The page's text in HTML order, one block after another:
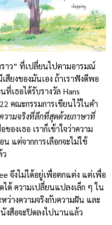
าว” ที่เปลี่ยนไปตามอารมณ์
สียงของมันเอง ถ้าเราฟังดีพอ
เธอได้รับรางวัล Hans
คณะกรรมการเขียนไว้ในคำ
วามจริงที่ลึกที่สุดด้วยภาษาที่
องเธอ เราก็เข้าใจว่าความ
น แต่จากการเลือกจะไม่ใช้
จึงไม่ได้อยู่เพื่อตกแต่ง แต่เพื่อ
ด้ ความเปลี่ยนแปลงเล็ก ๆ ใน
างความจริงกับความฝัน และ
งสือจะปิดลงไปนานแล้ว